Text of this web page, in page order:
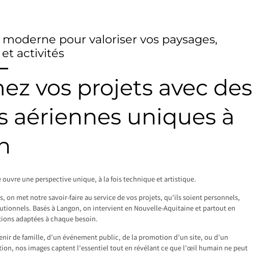
pour valoriser vos paysages,
activités
vos projets avec des
aériennes uniques à
ouvre une perspective unique, à la fois technique et artistique.
on met notre savoir-faire au service de vos projets, qu’ils soient personnels,
Basés à Langon, on intervient en Nouvelle-Aquitaine et partout en
adaptées à chaque besoin.
de famille, d’un événement public, de la promotion d’un site, ou d’un
nos images captent l’essentiel tout en révélant ce que l’œil humain ne peut